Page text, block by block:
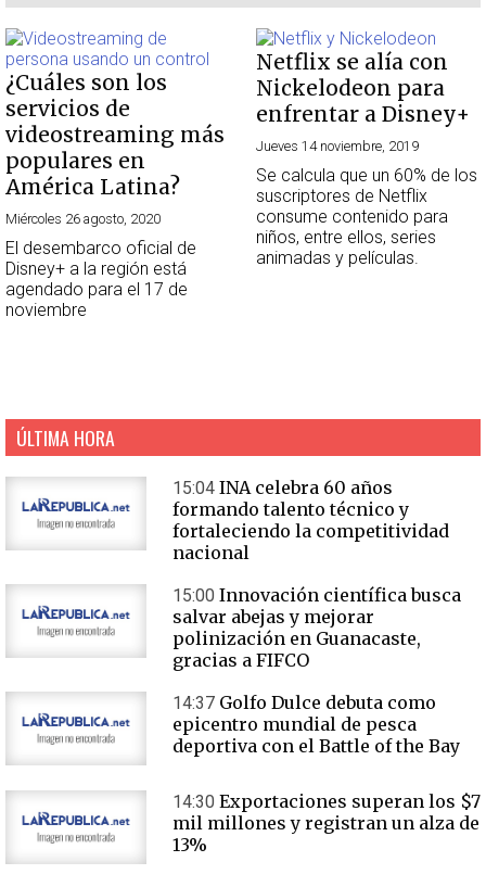
¿Cuáles son los
servicios de
videostreaming más
populares en
América Latina?
Miércoles 26 agosto, 2020
El desembarco oficial de
Disney+ a la región está
agendado para el 17 de
noviembre
Netflix se alía con
Nickelodeon para
enfrentar a Disney+
Jueves 14 noviembre, 2019
Se calcula que un 60% de los
suscriptores de Netflix
consume contenido para
niños, entre ellos, series
animadas y películas.
ÚLTIMA HORA
15:04 INA celebra 60 años
formando talento técnico y
fortaleciendo la competitividad
nacional
15:00 Innovación científica busca
salvar abejas y mejorar
polinización en Guanacaste,
gracias a FIFCO
14:37 Golfo Dulce debuta como
epicentro mundial de pesca
deportiva con el Battle of the Bay
14:30 Exportaciones superan los $7
mil millones y registran un alza de
13%